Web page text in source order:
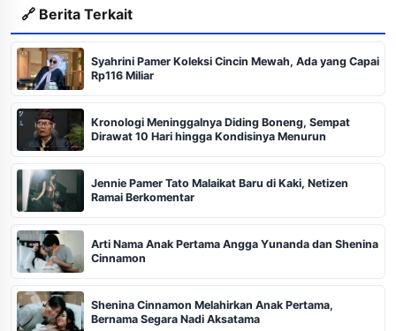
🔗 Berita Terkait
Syahrini Pamer Koleksi Cincin Mewah, Ada yang Capai
Rp116 Miliar
Kronologi Meninggalnya Diding Boneng, Sempat
Dirawat 10 Hari hingga Kondisinya Menurun
Jennie Pamer Tato Malaikat Baru di Kaki, Netizen
Ramai Berkomentar
Arti Nama Anak Pertama Angga Yunanda dan Shenina
Cinnamon
Shenina Cinnamon Melahirkan Anak Pertama,
Bernama Segara Nadi Aksatama